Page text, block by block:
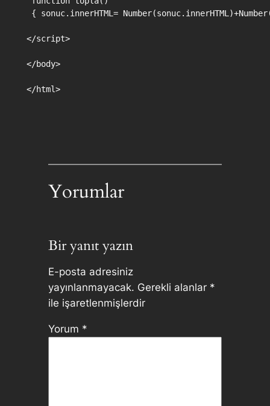
{ sonuc.innerHTML=
</script>
</body>
</html>
Yorumlar
Bir yanıt yazın
E-posta adresiniz
yayınlanmayacak. Gerekli alanlar *
ile işaretlenmişlerdir
Yorum *